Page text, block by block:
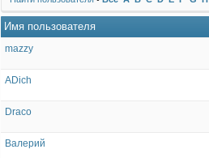
Имя пользователя
mazzy
ADich
Draco
Валерий